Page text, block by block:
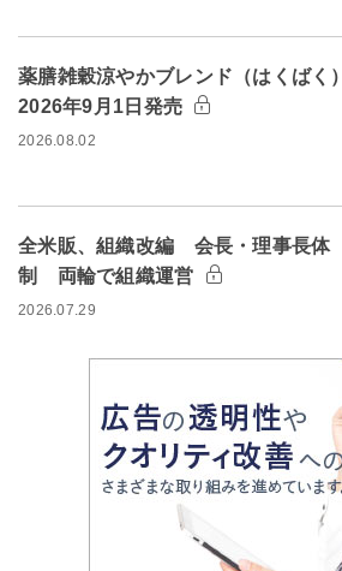
薬膳雑穀涼やかブレンド（はくばく）
2026年9月1日発売
2026.08.02
全米販、組織改編 会長・理事長体
制 両輪で組織運営
2026.07.29